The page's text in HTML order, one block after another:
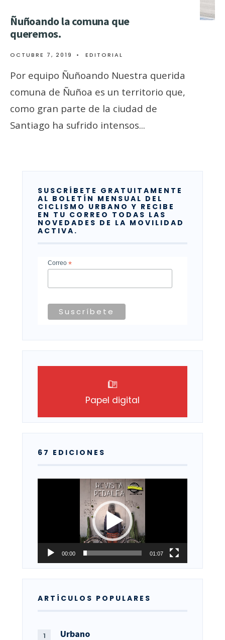
Ñuñoando la comuna que
queremos.
OCTUBRE 7, 2019 • EDITORIAL
Por equipo Ñuñoando Nuestra querida
comuna de Ñuñoa es un territorio que,
como gran parte de la ciudad de
Santiago ha sufrido intensos...
SUSCRÍBETE GRATUITAMENTE
AL BOLETÍN MENSUAL DEL
CICLISMO URBANO Y RECIBE
EN TU CORREO TODAS LAS
NOVEDADES DE LA MOVILIDAD
ACTIVA.
Correo *
Papel digital
67 EDICIONES
00:00 01:07
ARTÍCULOS POPULARES
Urbano